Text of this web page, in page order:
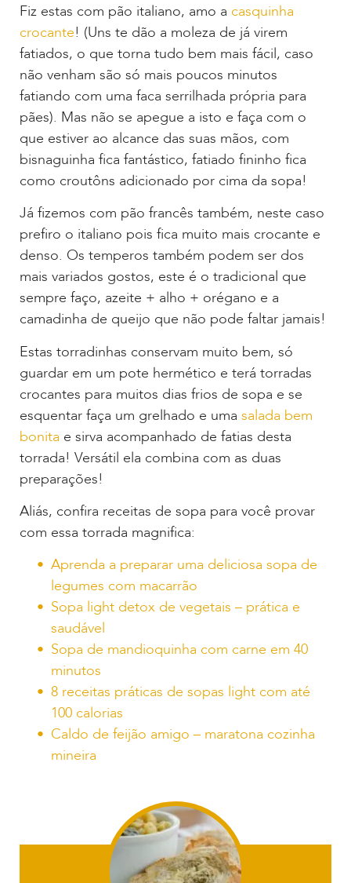
Fiz estas com pão italiano, amo a casquinha
crocante! (Uns te dão a moleza de já virem
fatiados, o que torna tudo bem mais fácil, caso
não venham são só mais poucos minutos
fatiando com uma faca serrilhada própria para
pães). Mas não se apegue a isto e faça com o
que estiver ao alcance das suas mãos, com
bisnaguinha fica fantástico, fatiado fininho fica
como croutôns adicionado por cima da sopa!
Já fizemos com pão francês também, neste caso
prefiro o italiano pois fica muito mais crocante e
denso. Os temperos também podem ser dos
mais variados gostos, este é o tradicional que
sempre faço, azeite + alho + orégano e a
camadinha de queijo que não pode faltar jamais!
Estas torradinhas conservam muito bem, só
guardar em um pote hermético e terá torradas
crocantes para muitos dias frios de sopa e se
esquentar faça um grelhado e uma salada bem
bonita e sirva acompanhado de fatias desta
torrada! Versátil ela combina com as duas
preparações!
Aliás, confira receitas de sopa para você provar
com essa torrada magnifica:
Aprenda a preparar uma deliciosa sopa de
legumes com macarrão
Sopa light detox de vegetais – prática e
saudável
Sopa de mandioquinha com carne em 40
minutos
8 receitas práticas de sopas light com até
100 calorias
Caldo de feijão amigo – maratona cozinha
mineira